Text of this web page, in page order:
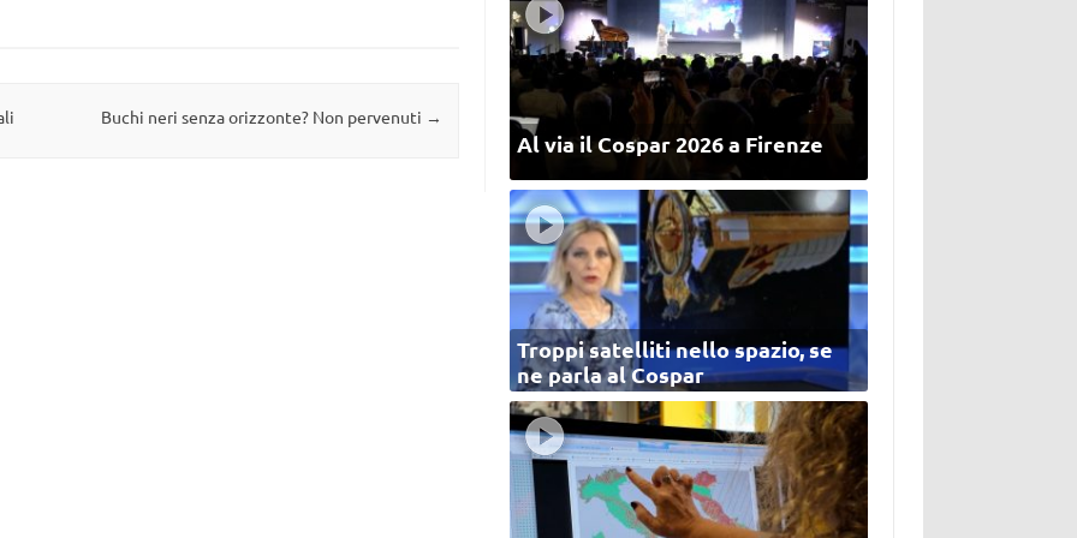
Buchi neri senza orizzonte? Non pervenuti →
Al via il Cospar 2026 a Firenze
Troppi satelliti nello spazio, se
ne parla al Cospar